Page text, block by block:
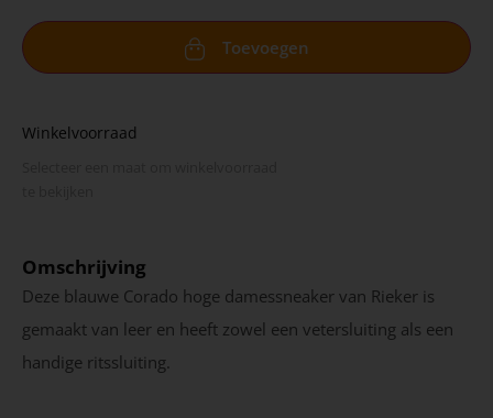
Toevoegen
Winkelvoorraad
Omschrijving
Deze blauwe Corado hoge damessneaker van Rieker is
gemaakt van leer en heeft zowel een vetersluiting als een
handige ritssluiting.